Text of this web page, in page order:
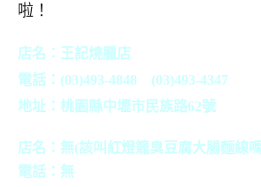
啦！
店名：王記燒臘店
電話：(03)493-4848 (03)493-4347
地址：桃園縣中壢市民族路62號
店名：無(該叫紅燈籠臭豆腐大腸麵線
電話：無